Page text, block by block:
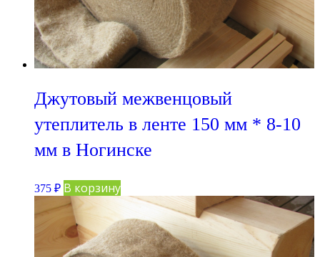
Джутовый межвенцовый
утеплитель в ленте 150 мм * 8-10
мм в Ногинске
375 ₽ В корзину